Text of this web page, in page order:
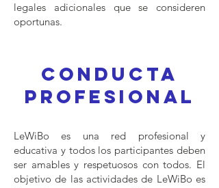
legales adicionales que se consideren
oportunas.
Conducta
profesional
LeWiBo es una red profesional y
educativa y todos los participantes deben
ser amables y respetuosos con todos. El
objetivo de las actividades de LeWiBo es